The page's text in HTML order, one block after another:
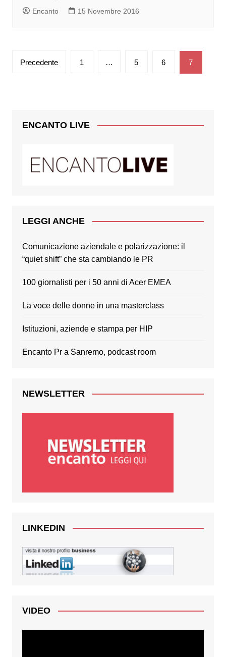
Encanto 15 Novembre 2016
Paginazione
Precedente 1 … 5 6 7
ENCANTO LIVE
LEGGI ANCHE
Comunicazione aziendale e polarizzazione: il
“quiet shift” che sta cambiando le PR
100 giornalisti per i 50 anni di Acer EMEA
La voce delle donne in una masterclass
Istituzioni, aziende e stampa per HIP
Encanto Pr a Sanremo, podcast room
NEWSLETTER
LINKEDIN
VIDEO